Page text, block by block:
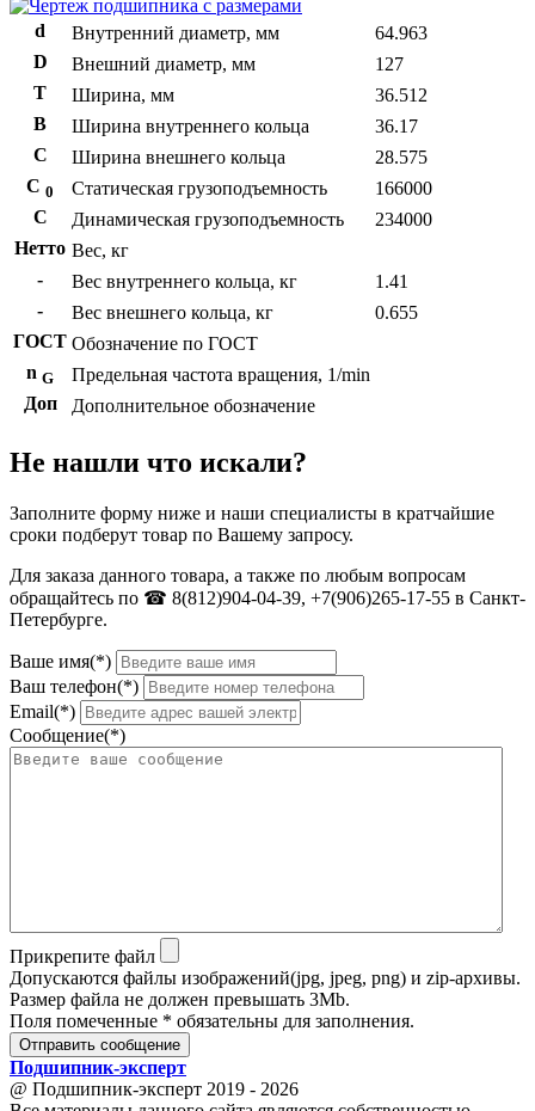
d Внутренний диаметр, мм
64.963
D
Внешний диаметр, мм
127
T
Ширина, мм
36.512
B
Ширина внутреннего кольца
36.17
С
Ширина внешнего кольца
28.575
С 0 Статическая грузоподъемность
166000
C
Динамическая грузоподъемность
234000
Нетто Вес, кг
-
Вес внутреннего кольца, кг
1.41
-
Вес внешнего кольца, кг
0.655
ГОСТ Обозначение по ГОСТ
n G
Предельная частота вращения, 1/min
Доп
Дополнительное обозначение
Не нашли что искали?
Заполните форму ниже и наши специалисты в кратчайшие
сроки подберут товар по Вашему запросу.
Для заказа данного товара, а также по любым вопросам
обращайтесь по ☎ 8(812)904-04-39, +7(906)265-17-55 в Санкт-
Петербурге.
Ваше имя(*)
Ваш телефон(*)
Email(*)
Сообщение(*)
Прикрепите файл
Допускаются файлы изображений(jpg, jpeg, png) и zip-архивы.
Размер файла не должен превышать 3Mb.
Поля помеченные * обязательны для заполнения.
Отправить сообщение
Подшипник-эксперт
@ Подшипник-эксперт 2019 - 2026